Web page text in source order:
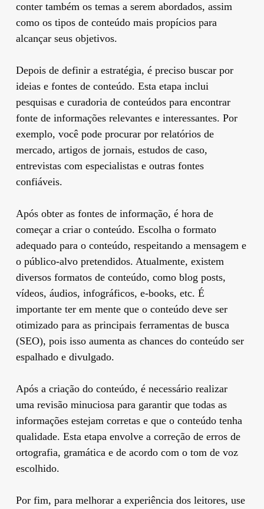
conter também os temas a serem abordados, assim
como os tipos de conteúdo mais propícios para
alcançar seus objetivos.
Depois de definir a estratégia, é preciso buscar por
ideias e fontes de conteúdo. Esta etapa inclui
pesquisas e curadoria de conteúdos para encontrar
fonte de informações relevantes e interessantes. Por
exemplo, você pode procurar por relatórios de
mercado, artigos de jornais, estudos de caso,
entrevistas com especialistas e outras fontes
confiáveis.
Após obter as fontes de informação, é hora de
começar a criar o conteúdo. Escolha o formato
adequado para o conteúdo, respeitando a mensagem e
o público-alvo pretendidos. Atualmente, existem
diversos formatos de conteúdo, como blog posts,
vídeos, áudios, infográficos, e-books, etc. É
importante ter em mente que o conteúdo deve ser
otimizado para as principais ferramentas de busca
(SEO), pois isso aumenta as chances do conteúdo ser
espalhado e divulgado.
Após a criação do conteúdo, é necessário realizar
uma revisão minuciosa para garantir que todas as
informações estejam corretas e que o conteúdo tenha
qualidade. Esta etapa envolve a correção de erros de
ortografia, gramática e de acordo com o tom de voz
escolhido.
Por fim, para melhorar a experiência dos leitores, use